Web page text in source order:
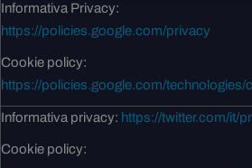
Informativa Privacy:
https://policies.google.com/privacy
Cookie policy:
https://policies.google.com/technologies/
Informativa privacy: https://twitter.com/it/
Cookie policy: